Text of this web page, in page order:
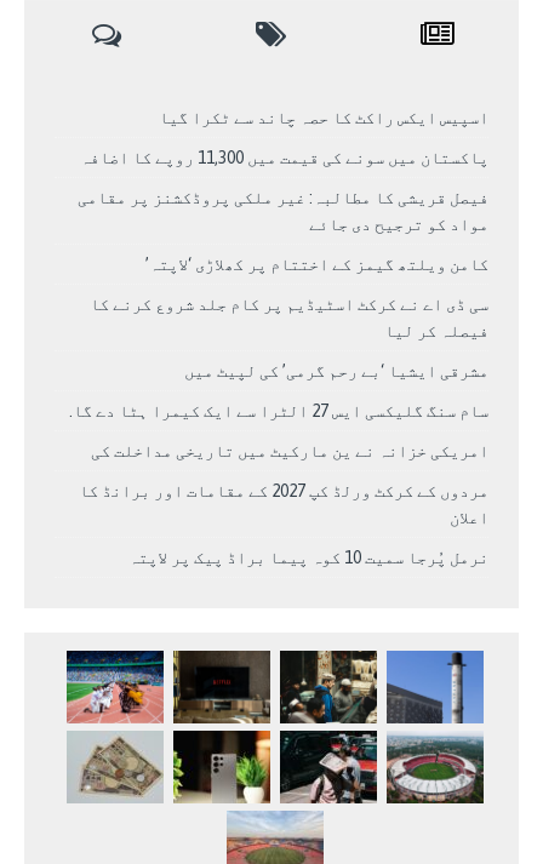
اسپیس ایکس راکٹ کا حصہ چاند سے ٹکرا گیا
پاکستان میں سونے کی قیمت میں 11,300 روپے کا اضافہ
فیصل قریشی کا مطالبہ: غیر ملکی پروڈکشنز پر مقامی
مواد کو ترجیح دی جائے
کامن ویلتھ گیمز کے اختتام پر کھلاڑی ‘لاپتہ’
سی ڈی اے نے کرکٹ اسٹیڈیم پر کام جلد شروع کرنے کا
فیصلہ کر لیا
مشرقی ایشیا ‘بے رحم گرمی’ کی لپیٹ میں
سام سنگ گلیکسی ایس 27 الٹرا سے ایک کیمرا ہٹا دے گا.
امریکی خزانہ نے ین مارکیٹ میں تاریخی مداخلت کی
مردوں کے کرکٹ ورلڈ کپ 2027 کے مقامات اور برانڈ کا
اعلان
نرمل پُرجا سمیت 10 کوہ پیما براڈ پیک پر لاپتہ